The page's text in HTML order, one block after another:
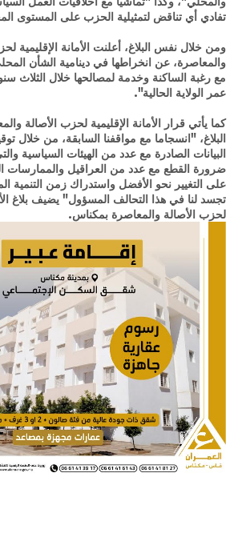
تفادي أي تناقض لتمثيلية الحزب على المستوى
ومن خلال نفس البلاغ، أعلنت الأمانة الإقليمية
والمعاصرة، عن انخراطها في دينامية الشأن
مع رغبة الساكنة وخدمة لمصالحها خلال الثلاث
عمر الولاية الحالية".
كما يأتي قرار الأمانة الإقليمية لحزب الأصالة
البلاغ، "انسجاما مع مواقفنا السابقة، من خلال
البيانات الصادرة مع عدد من الهيئات السياسية
ضرورة القطع مع عدد من العراقيل والممارسات
على التغيير نحو الأفضل واستدراك زمن التنمية
تجسد لنا في هذا التحالف المسؤول" يضيف بلاغ
لحزب الأصالة والمعاصرة بمكناس.